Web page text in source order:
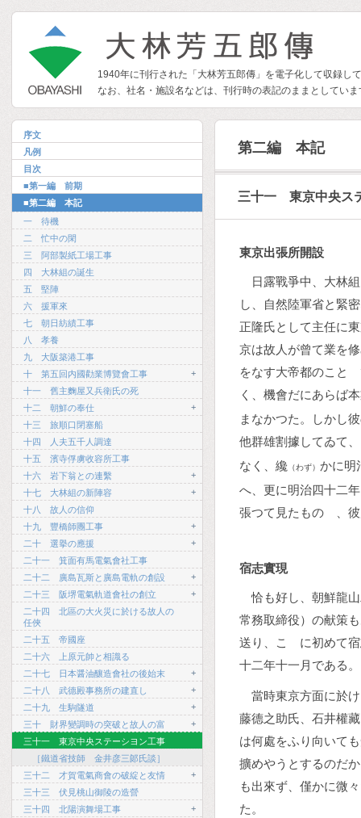
1940年に刊行された「大林芳五郎傳」を電子化して収録し
なお、社名・施設名などは、刊行時の表記のままとしてい
序文
凡例
目次
■第一編 前期
■第二編 本記
一 待機
二 忙中の閑
三 阿部製紙工場工事
四 大林組の誕生
五 堅陣
六 援軍來
七 朝日紡績工事
八 孝養
九 大阪築港工事
十 第五回内國勸業博覽會工事
+
十一 舊主麴屋又兵衛氏の死
十二 朝鮮の奉仕
+
十三 旅順口閉塞船
十四 人夫五千人調達
十五 濱寺俘虜收容所工事
十六 岩下翁との連繫
+
十七 大林組の新陣容
+
十八 故人の信仰
十九 豐橋師團工事
+
二十 選擧の應援
+
二十一 箕面有馬電氣會社工事
二十二 廣島瓦斯と廣島電軌の創設
+
二十三 阪堺電氣軌道會社の創立
+
二十四 北區の大火災に於ける故人の
任俠
二十五 帝國座
二十六 上原元帥と相識る
二十七 日本醤油釀造會社の後始末
+
二十八 武德殿事務所の建直し
+
二十九 生駒隧道
+
三十 財界變調時の突破と故人の富
+
三十一 東京中央ステーシヨン工事
［鐵道省技師 金井彦三郞氏談］
三十二 才賀電氣商會の破綻と友情
+
三十三 伏見桃山御陵の造營
三十四 北陽演舞場工事
+
第二編 本記
三十一 東京中央ス
東京出張所開設
日露戰爭中、大林
し、自然陸軍省と緊
正隆氏として主任に
京は故人が曾て業を
をなす大帝都のこと
く、機會だにあらば
まなかつた。しかし
他群雄割據してゐて
なく、纔 （わず） かに明
へ、更に明治四十二
張つて見たものゝ、
宿志實現
恰も好し、朝鮮龍
常務取締役）の献策
送り、こゝに初めて
十二年十一月である。
當時東京方面に於
藤德之助氏、石井權
は何處をふり向いて
擴めやうとするのだ
も出來ず、僅かに微
た。